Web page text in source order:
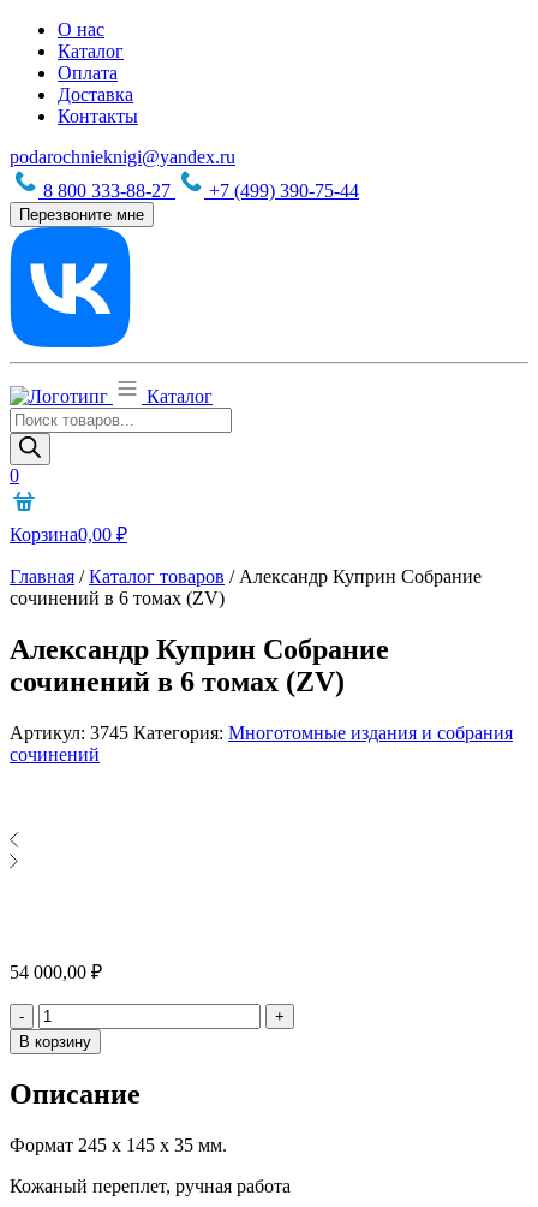
О нас
Каталог
Оплата
Доставка
Контакты
podarochnieknigi@yandex.ru
8 800 333-88-27
+7 (499) 390-75-44
Перезвоните мне
Каталог
Поиск
товаров
0
Корзина0,00 ₽
Главная /Каталог товаров / Александр Куприн Собрание
сочинений в 6 томах (ZV)
Александр Куприн Собрание
сочинений в 6 томах (ZV)
Артикул: 3745 Категория: Многотомные издания и собрания
сочинений
54 000,00 ₽
- Количество
+
В корзину
Описание
Формат 245 х 145 х 35 мм.
Кожаный переплет, ручная работа